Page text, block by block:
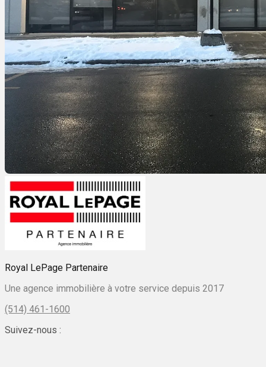
Royal LePage Partenaire
Une agence immobilière à votre service depuis 2017
(514) 461-1600
Suivez-nous :